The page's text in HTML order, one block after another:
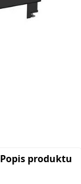
Popis produktu